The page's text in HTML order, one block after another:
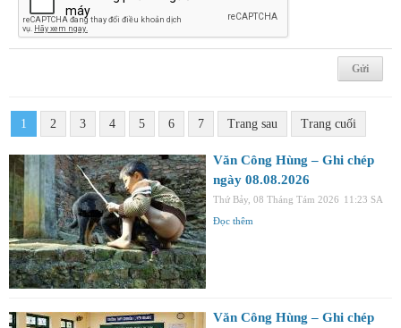
1 2 3 4 5 6 7 Trang sau Trang cuối
Văn Công Hùng – Ghi chép
ngày 08.08.2026
Thứ Bảy, 08 Tháng Tám 2026 11:23 SA
Đọc thêm
Văn Công Hùng – Ghi chép